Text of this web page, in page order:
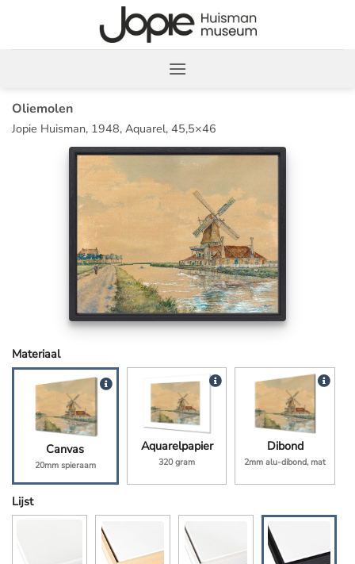
inhoud
Oliemolen
Jopie Huisman, 1948, Aquarel, 45,5×46
Materiaal
Canvas
20mm spieraam
Aquarelpapier
320 gram
Dibond
2mm alu-dibond, mat
Lijst